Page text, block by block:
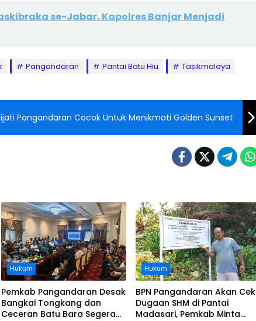
se-Jabar, Kapolres Banjar Menjadi
Pangandaran Pantai Batu Hiu
Tasikmalaya
Pangandaran Cocok Untuk Menikmati Golden Sunset
Hukum
Pemkab Pangandaran Desak
Bangkai Tongkang dan
Ceceran Batu Bara Segera
Hukum
BPN Pangandaran Akan Cek
Dugaan SHM di Pantai
Madasari, Pemkab Minta